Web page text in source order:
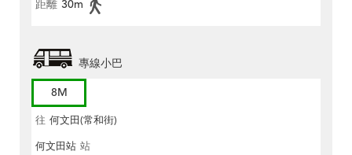
距離 30m
專線小巴
8M
往 何文田(常和街)
何文田站 站